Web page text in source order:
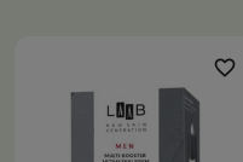
inspirowanej męskimi perfumami
favorite_border